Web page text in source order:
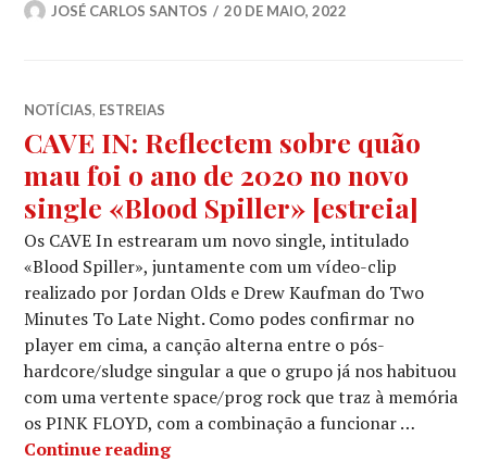
JOSÉ CARLOS SANTOS 20 DE MAIO, 2022
NOTÍCIAS, ESTREIAS
CAVE IN: Reflectem sobre quão
mau foi o ano de 2020 no novo
single «Blood Spiller» [estreia]
Os CAVE In estrearam um novo single, intitulado
«Blood Spiller», juntamente com um vídeo-clip
realizado por Jordan Olds e Drew Kaufman do Two
Minutes To Late Night. Como podes confirmar no
player em cima, a canção alterna entre o pós-
hardcore/sludge singular a que o grupo já nos habituou
com uma vertente space/prog rock que traz à memória
os PINK FLOYD, com a combinação a funcionar …
Continue readingCAVE IN: Reflectem sobre quão